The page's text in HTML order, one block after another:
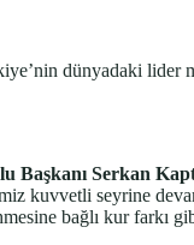
dünyadaki lider
Başkanı Serkan
kuvvetli seyrine
bağlı kur farkı